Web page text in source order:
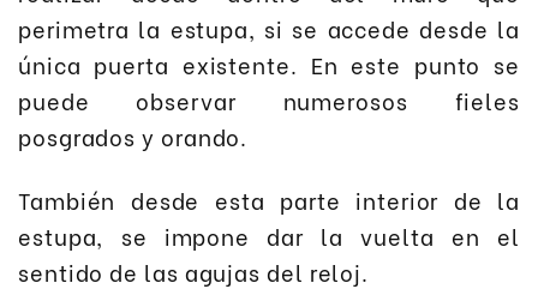
perimetra la estupa, si se accede desde la
única puerta existente. En este punto se
puede observar numerosos fieles
posgrados y orando.
También desde esta parte interior de la
estupa, se impone dar la vuelta en el
sentido de las agujas del reloj.